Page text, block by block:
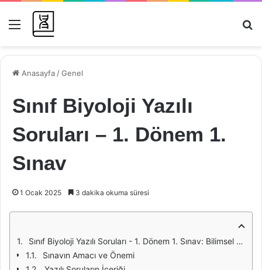
Menü
Anasayfa /Genel
Sınıf Biyoloji Yazılı
Soruları – 1. Dönem 1.
Sınav
1 Ocak 2025 3 dakika okuma süresi
Sınıf Biyoloji Yazılı Soruları - 1. Dönem 1. Sınav: Bilimsel Bir Değerlendirme
Sınavın Amacı ve Önemi